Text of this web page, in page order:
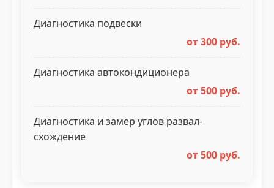
Диагностика подвески
от 300 руб.
Диагностика автокондиционера
от 500 руб.
Диагностика и замер углов развал-
схождение
от 500 руб.